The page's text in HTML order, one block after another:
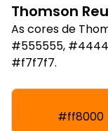
Thomson
As cores de
#555555,
#f7f7f7.
#ff8000